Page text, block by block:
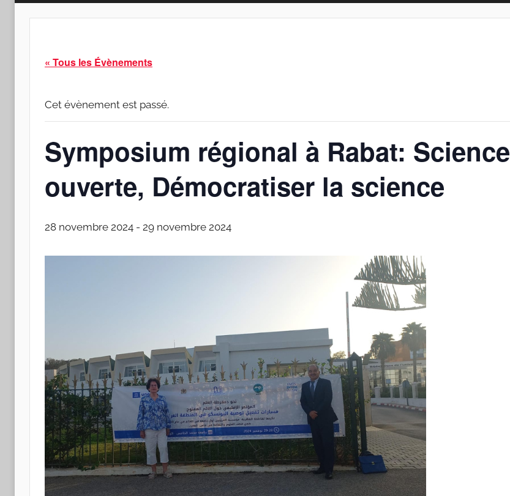
« Tous les Évènements
Cet évènement est passé.
Symposium régional à Rabat: Science
ouverte, Démocratiser la science
28 novembre 2024 - 29 novembre 2024